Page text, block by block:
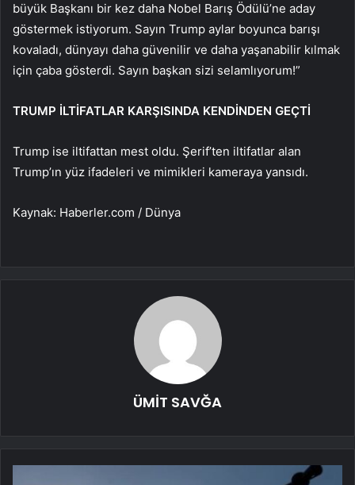
büyük Başkanı bir kez daha Nobel Barış Ödülü’ne aday
göstermek istiyorum. Sayın Trump aylar boyunca barışı
kovaladı, dünyayı daha güvenilir ve daha yaşanabilir kılmak
için çaba gösterdi. Sayın başkan sizi selamlıyorum!”
TRUMP İLTİFATLAR KARŞISINDA KENDİNDEN GEÇTİ
Trump ise iltifattan mest oldu. Şerif’ten iltifatlar alan
Trump’ın yüz ifadeleri ve mimikleri kameraya yansıdı.
Kaynak: Haberler.com / Dünya
ÜMİT SAVĞA